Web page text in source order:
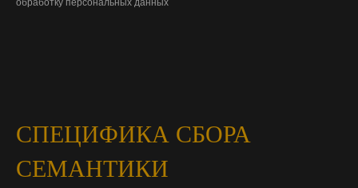
обработку персональных данных
СПЕЦИФИКА СБОРА
СЕМАНТИКИ